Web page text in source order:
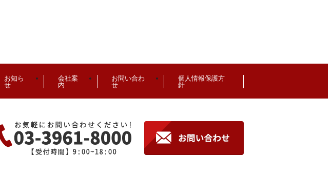
お知ら
せ
会社案
内
お問い合わ
せ
個人情報保護方
針